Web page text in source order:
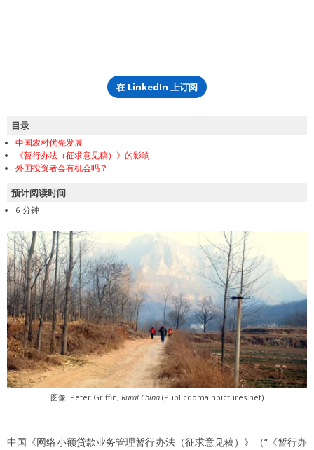
在 LinkedIn 上订阅
目录
中国农村优先发展
《暂行办法（征求意见稿）》的影响
外国投资者会有机会吗？
预计阅读时间
6 分钟
图像: Peter Griffin, Rural China (Publicdomainpictures.net)
中国《网络小额贷款业务管理暂行办法（征求意见稿）》（“《暂行办